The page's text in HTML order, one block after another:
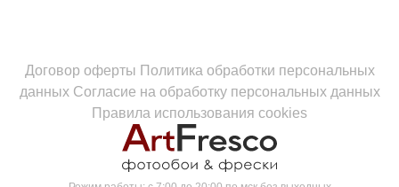
Договор оферты Политика обработки персональных
данных Согласие на обработку персональных данных
Правила использования cookies